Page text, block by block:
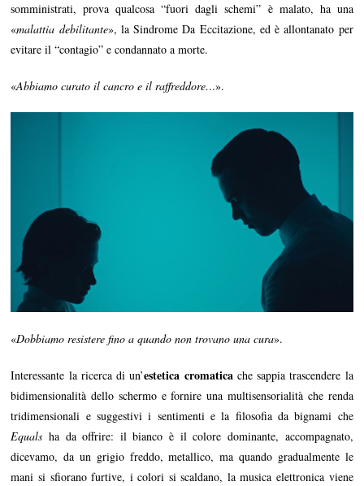
somministrati, prova qualcosa “fuori dagli schemi” è malato, ha una
«malattia debilitante», la Sindrome Da Eccitazione, ed è allontanato per
evitare il “contagio” e condannato a morte.
«Abbiamo curato il cancro e il raffreddore…».
«Dobbiamo resistere fino a quando non trovano una cura».
Interessante la ricerca di un’estetica cromaticache sappia trascendere la
bidimensionalità dello schermo e fornire una multisensorialità che renda
tridimensionali e suggestivi i sentimenti e la filosofia da bignami che
Equals ha da offrire: il bianco è il colore dominante, accompagnato,
dicevamo, da un grigio freddo, metallico, ma quando gradualmente le
mani si sfiorano furtive, i colori si scaldano, la musica elettronica viene